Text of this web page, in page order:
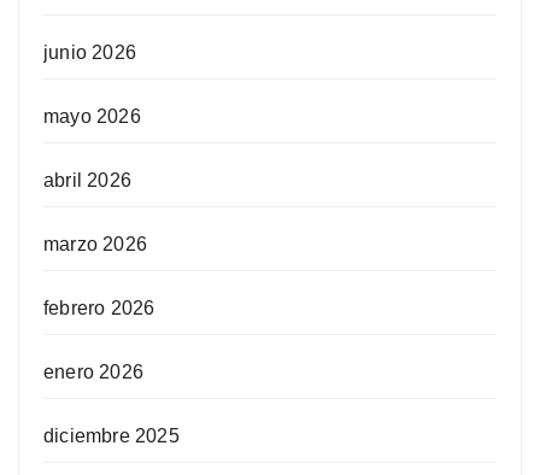
junio 2026
mayo 2026
abril 2026
marzo 2026
febrero 2026
enero 2026
diciembre 2025